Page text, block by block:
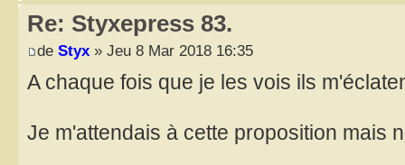
Re: Styxepress 83.
de Styx » Jeu 8 Mar 2018 16:35
A chaque fois que je les vois ils
Je m'attendais à cette proposition mais